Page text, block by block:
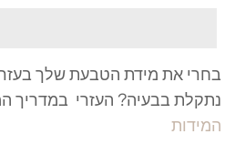
בחרי את מידת הטבעת שלך
נתקלת בבעיה? העזרי במדריך
המידות